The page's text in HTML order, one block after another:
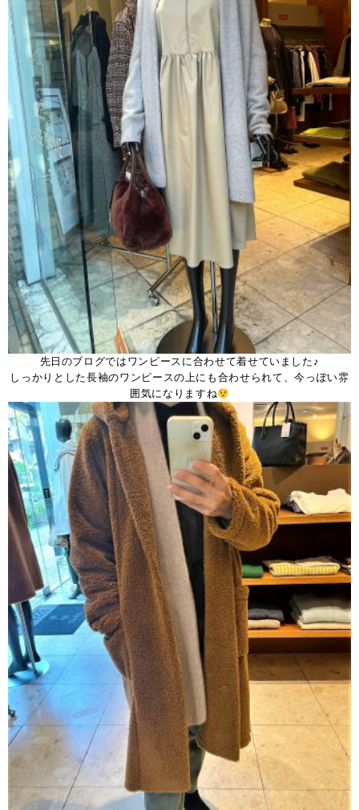
先日のブログではワンピースに合わせて着せていました♪
しっかりとした長袖のワンピースの上にも合わせられて、今っぽい雰
囲気になりますね